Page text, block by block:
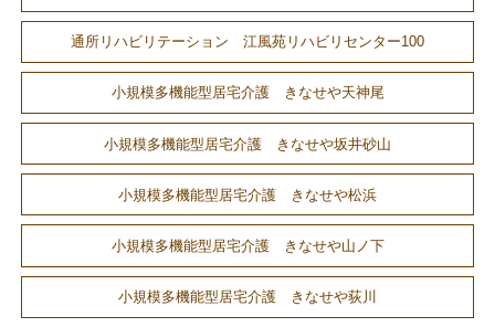
通所リハビリテーション 江風苑リハビリセンター100
小規模多機能型居宅介護 きなせや天神尾
小規模多機能型居宅介護 きなせや坂井砂山
小規模多機能型居宅介護 きなせや松浜
小規模多機能型居宅介護 きなせや山ノ下
小規模多機能型居宅介護 きなせや荻川